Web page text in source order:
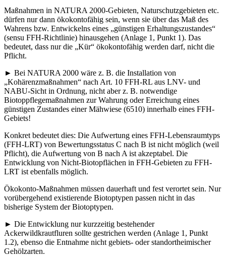
Maßnahmen in NATURA 2000-Gebieten, Naturschutzgebieten etc.
dürfen nur dann ökokontofähig sein, wenn sie über das Maß des
Wahrens bzw. Entwickelns eines „günstigen Erhaltungszustandes“
(sensu FFH-Richtlinie) hinausgehen (Anlage 1, Punkt 1). Das
bedeutet, dass nur die „Kür“ ökokontofähig werden darf, nicht die
Pflicht.
► Bei NATURA 2000 wäre z. B. die Installation von
„Kohärenzmaßnahmen“ nach Art. 10 FFH-RL aus LNV- und
NABU-Sicht in Ordnung, nicht aber z. B. notwendige
Biotoppflegemaßnahmen zur Wahrung oder Erreichung eines
günstigen Zustandes einer Mähwiese (6510) innerhalb eines FFH-
Gebiets!
Konkret bedeutet dies: Die Aufwertung eines FFH-Lebensraumtyps
(FFH-LRT) von Bewertungsstatus C nach B ist nicht möglich (weil
Pflicht), die Aufwertung von B nach A ist akzeptabel. Die
Entwicklung von Nicht-Biotopflächen in FFH-Gebieten zu FFH-
LRT ist ebenfalls möglich.
Ökokonto-Maßnahmen müssen dauerhaft und fest verortet sein. Nur
vorübergehend existierende Biotoptypen passen nicht in das
bisherige System der Biotoptypen.
► Die Entwicklung nur kurzzeitig bestehender
Ackerwildkrautfluren sollte gestrichen werden (Anlage 1, Punkt
1.2), ebenso die Entnahme nicht gebiets- oder standortheimischer
Gehölzarten.